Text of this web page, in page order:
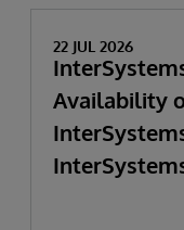
22 JUL 2026
Availability